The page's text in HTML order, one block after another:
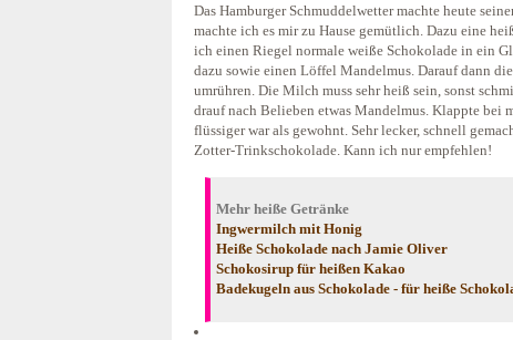
Das Hamburger Schmuddelwetter machte heute
machte ich es mir zu Hause gemütlich. Dazu eine
ich einen Riegel normale weiße Schokolade in ein
dazu sowie einen Löffel Mandelmus. Darauf dann
umrühren. Die Milch muss sehr heiß sein, sonst
drauf nach Belieben etwas Mandelmus. Klappte bei
flüssiger war als gewohnt. Sehr lecker, schnell
Zotter-Trinkschokolade. Kann ich nur empfehlen!
Mehr heiße Getränke
Ingwermilch mit Honig
Heiße Schokolade nach Jamie Oliver
Schokosirup für heißen Kakao
Badekugeln aus Schokolade - für heiße